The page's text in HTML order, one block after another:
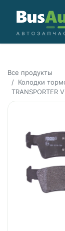
Все продукты
Колодки
TRANSPORTER